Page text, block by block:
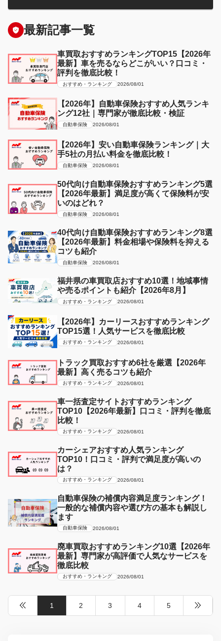
最新記事一覧
車買取おすすめランキングTOP15【2026年
最新】車を売るならどこがいい？口コミ・
評判を徹底比較！
おすすめ・ランキング 2026/08/01
【2026年】自動車保険おすすめ人気ランキ
ング12社｜専門家が徹底比較・検証
自動車保険 2026/08/01
【2026年】安い自動車保険ランキング｜大
手5社の月払い料金を徹底比較！
自動車保険 2026/08/01
50代向け自動車保険おすすめランキング5選
【2026年最新】満足度が高くて保険料が安
いのはどれ？
自動車保険 2026/08/01
40代向け自動車保険おすすめランキング8選
【2026年最新】料金相場や保険料を抑える
コツも紹介
自動車保険 2026/08/01
福井県の車買取店おすすめ10選！地域事情
や売るポイントも紹介【2026年8月】
おすすめ・ランキング 2026/08/01
【2026年】カーリースおすすめランキング
TOP15選！人気サービスを徹底比較
おすすめ・ランキング 2026/08/01
トラック買取おすすめ6社を厳選【2026年
最新】高く売るコツも紹介
おすすめ・ランキング 2026/08/01
車一括査定サイトおすすめランキング
TOP10【2026年最新】口コミ・評判を徹底
比較！
おすすめ・ランキング 2026/08/01
カーシェアおすすめ人気ランキング
TOP10！口コミ・評判で満足度が高いの
は？
おすすめ・ランキング 2026/08/01
自動車保険の補償内容満足度ランキング！
一般的な補償内容や選び方の基本も解説し
ます
自動車保険 2026/08/01
廃車買取おすすめランキング10選【2026年
最新】専門家が高評価で人気なサービスを
徹底比較
おすすめ・ランキング 2026/08/01
1 2 3 4 5